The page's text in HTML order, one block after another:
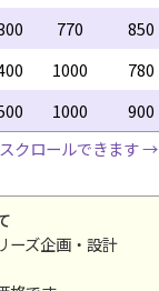
770 850
1000 780
1000 900
クロールできます →
ーズ企画・設計